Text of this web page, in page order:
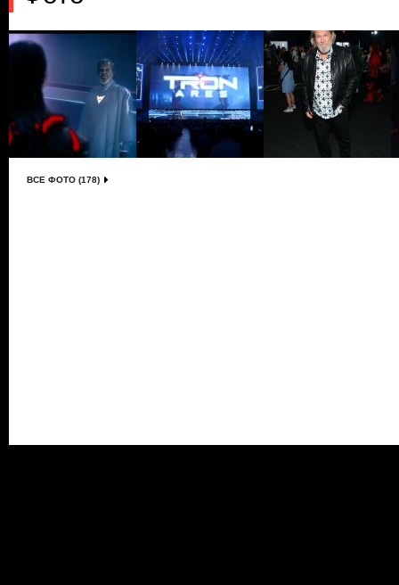
ВСЕ ФОТО (178)